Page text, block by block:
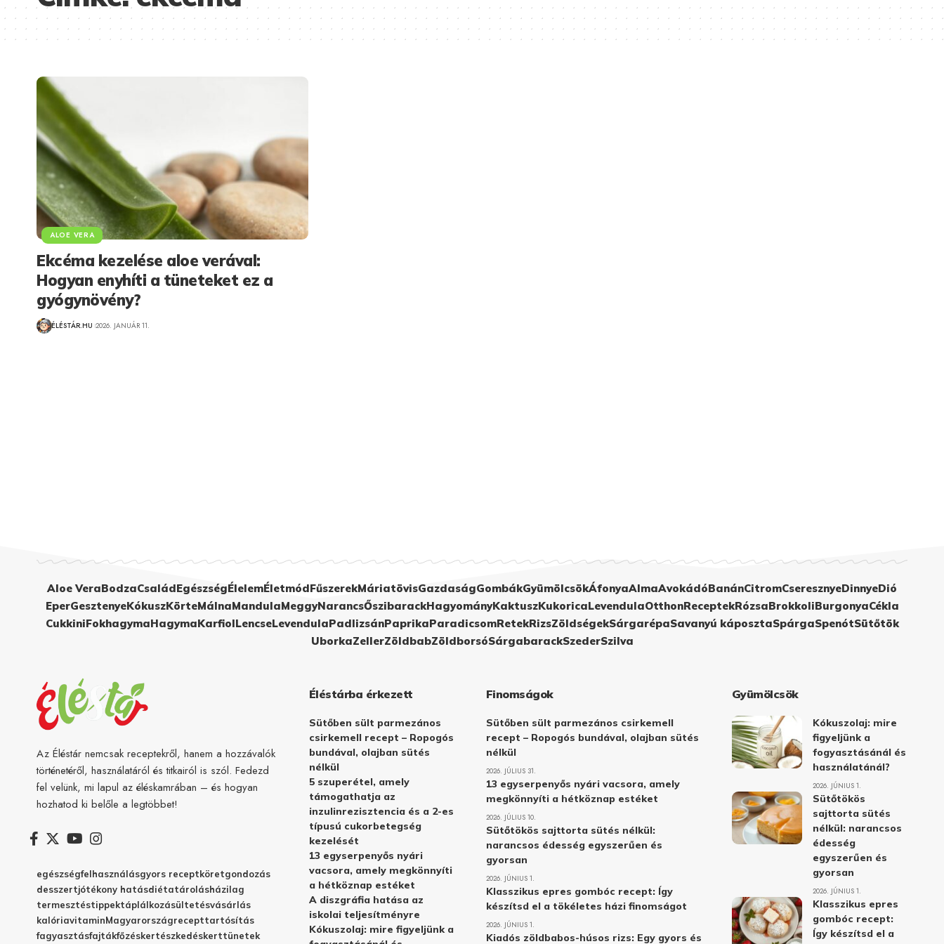
ALOE VERA
Ekcéma kezelése aloe verával:
Hogyan enyhíti a tüneteket ez a
gyógynövény?
ÉLÉSTÁR.HU 2026. JANUÁR 11.
Aloe VeraBodzaCsaládEgészségÉlelemÉletmódFűszerekMáriatövisGazdaságGombákGyümölcsökÁfonyaAlmaAvokádóBanánCitromCseresznyeDinnyeDió
EperGesztenyeKókuszKörteMálnaMandulaMeggyNarancsŐszibarackHagyományKaktuszKukoricaLevendulaOtthonReceptekRózsaBrokkoliBurgonyaCékla
CukkiniFokhagymaHagymaKarfiolLencseLevendulaPadlizsánPaprikaParadicsomRetekRizsZöldségekSárgarépaSavanyú káposztaSpárgaSpenótSütőtök
UborkaZellerZöldbabZöldborsóSárgabarackSzederSzilva
Az Éléstár nemcsak receptekről, hanem a hozzávalók
történetéről, használatáról és titkairól is szól. Fedezd
fel velünk, mi lapul az éléskamrában – és hogyan
hozhatod ki belőle a legtöbbet!
egészségfelhasználásgyors receptköretgondozás
desszertjótékony hatásdiétatárolásházilag
termesztéstippektáplálkozásültetésvásárlás
kalóriavitaminMagyarországrecepttartósítás
fagyasztásfajtákfőzéskertészkedéskerttünetek
Éléstárba érkezett
Sütőben sült parmezános
csirkemell recept – Ropogós
bundával, olajban sütés
nélkül
5 szuperétel, amely
támogathatja az
inzulinrezisztencia és a 2-es
típusú cukorbetegség
kezelését
13 egyserpenyős nyári
vacsora, amely megkönnyíti
a hétköznap estéket
A diszgráfia hatása az
iskolai teljesítményre
Kókuszolaj: mire figyeljünk a
Finomságok
Sütőben sült parmezános csirkemell
recept – Ropogós bundával, olajban sütés
nélkül
2026. JÚLIUS 31.
13 egyserpenyős nyári vacsora, amely
megkönnyíti a hétköznap estéket
2026. JÚLIUS 10.
Sütőtökös sajttorta sütés nélkül:
narancsos édesség egyszerűen és
gyorsan
2026. JÚNIUS 1.
Klasszikus epres gombóc recept: Így
készítsd el a tökéletes házi finomságot
2026. JÚNIUS 1.
Kiadós zöldbabos-húsos rizs: Egy gyors és
Gyümölcsök
Kókuszolaj: mire
figyeljünk a
fogyasztásánál és
használatánál?
2026. JÚNIUS 1.
Sütőtökös
sajttorta sütés
nélkül: narancsos
édesség
egyszerűen és
gyorsan
2026. JÚNIUS 1.
Klasszikus epres
gombóc recept:
Így készítsd el a